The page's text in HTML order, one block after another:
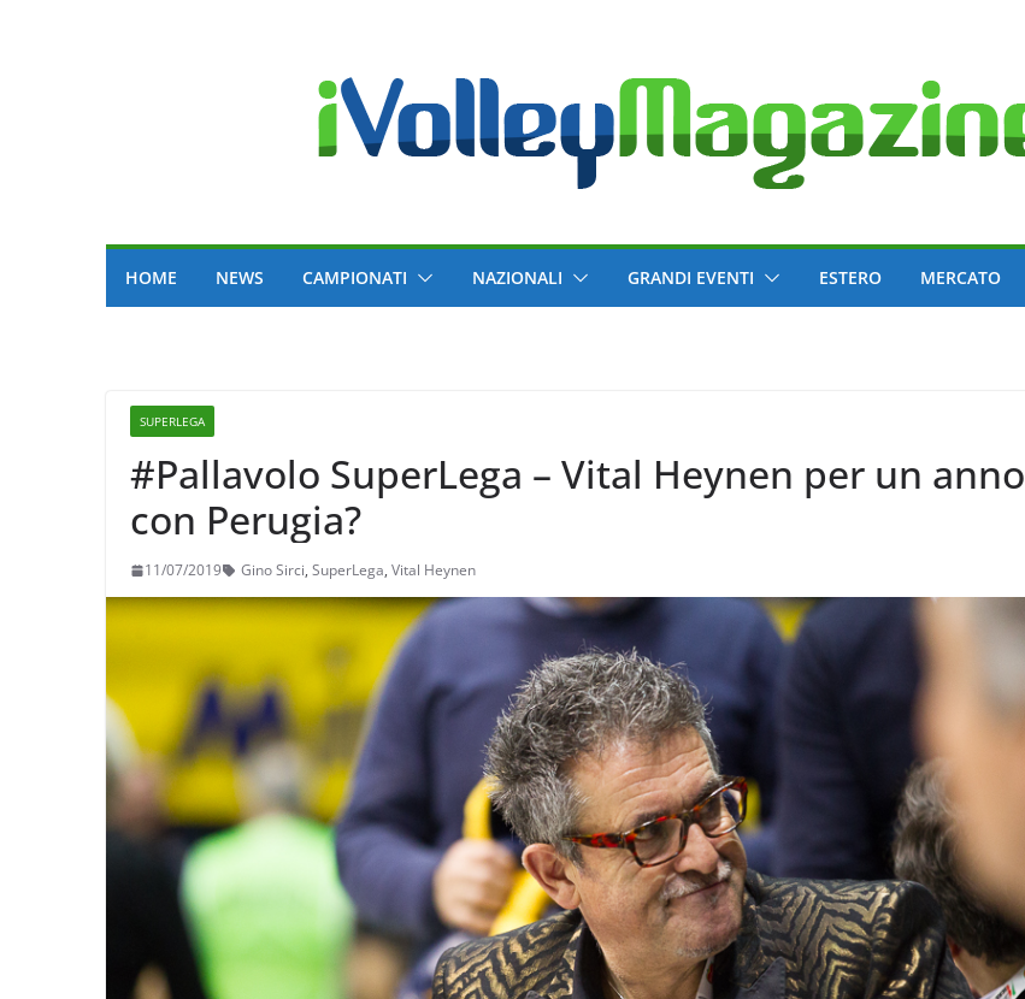
HOME NEWS CAMPIONATI NAZIONALI GRANDI EVENTI ESTERO MERCATO
SUPERLEGA
#Pallavolo SuperLega – Vital Heynen per un anno
con Perugia?
11/07/2019 Gino Sirci, SuperLega, Vital Heynen